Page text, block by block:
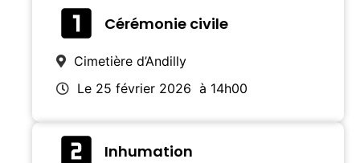
Cérémonie civile
Cimetière d’Andilly
Le 25 février 2026 à 14h00
Inhumation